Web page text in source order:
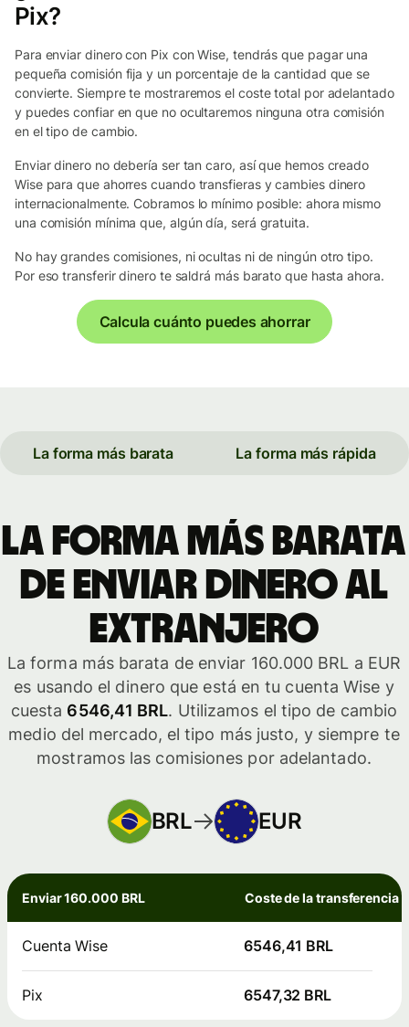
Pix?
Para enviar dinero con Pix con Wise, tendrás que pagar una
pequeña comisión fija y un porcentaje de la cantidad que se
convierte. Siempre te mostraremos el coste total por adelantado
y puedes confiar en que no ocultaremos ninguna otra comisión
en el tipo de cambio.
Enviar dinero no debería ser tan caro, así que hemos creado
Wise para que ahorres cuando transfieras y cambies dinero
internacionalmente. Cobramos lo mínimo posible: ahora mismo
una comisión mínima que, algún día, será gratuita.
No hay grandes comisiones, ni ocultas ni de ningún otro tipo.
Por eso transferir dinero te saldrá más barato que hasta ahora.
Calcula cuánto puedes ahorrar
La forma más barata La forma más rápida
La forma más barata
de enviar dinero al
extranjero
La forma más barata de enviar 160.000 BRL a EUR
es usando el dinero que está en tu cuenta Wise y
cuesta 6546,41 BRL. Utilizamos el tipo de cambio
medio del mercado, el tipo más justo, y siempre te
mostramos las comisiones por adelantado.
BRL EUR
Enviar 160.000 BRL Coste de la transferencia
Cuenta Wise 6546,41 BRL
Pix 6547,32 BRL